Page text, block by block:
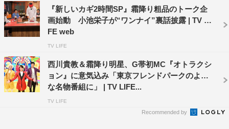
『新しいカギ2時間SP』霜降り粗品のトーク企
画始動 小池栄子が“ワンナイ”裏話披露 | TV LI
FE web
TV LIFE
西川貴教＆霜降り明星、G帯初MC『オトラクシ
ョン』に意気込み「東京フレンドパークのよう
な名物番組に」 | TV LIFE...
TV LIFE
Recommended by